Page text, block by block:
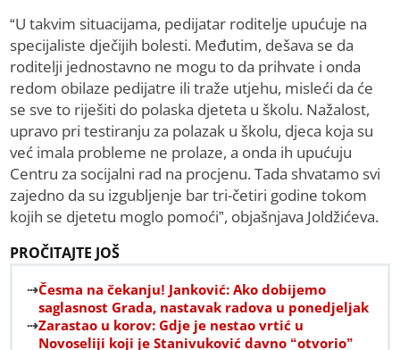
“U takvim situacijama, pedijatar roditelje upućuje na
specijaliste dječijih bolesti. Međutim, dešava se da
roditelji jednostavno ne mogu to da prihvate i onda
redom obilaze pedijatre ili traže utjehu, misleći da će
se sve to riješiti do polaska djeteta u školu. Nažalost,
upravo pri testiranju za polazak u školu, djeca koja su
već imala probleme ne prolaze, a onda ih upućuju
Centru za socijalni rad na procjenu. Tada shvatamo svi
zajedno da su izgubljenje bar tri-četiri godine tokom
kojih se djetetu moglo pomoći”, objašnjava Joldžićeva.
PROČITAJTE JOŠ
Česma na čekanju! Јanković: Ako dobijemo
saglasnost Grada, nastavak radova u ponedjeljak
Zarastao u korov: Gdje je nestao vrtić u
Novoseliji koji je Stanivuković davno “otvorio”